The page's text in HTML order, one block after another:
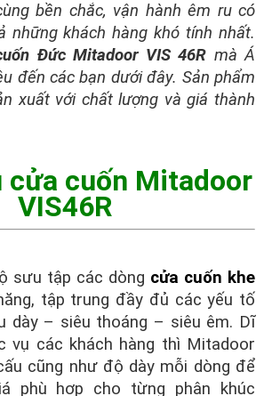
bền chắc, vận hành êm ru có
những khách hàng khó tính nhất.
Đức Mitadoor VIS 46R mà Á
đến các bạn dưới đây. Sản phẩm
xuất với chất lượng và giá thành
cửa cuốn Mitadoor
VIS46R
sưu tập các dòng cửa cuốn khe
tập trung đầy đủ các yếu tố
dày – siêu thoáng – siêu êm. Dĩ
vụ các khách hàng thì Mitadoor
cũng như độ dày mỗi dòng để
phù hợp cho từng phân khúc